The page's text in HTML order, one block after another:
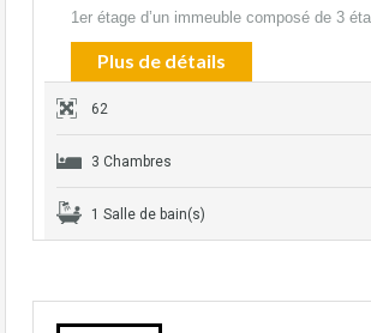
1er étage d’un immeuble composé de 3
Plus de détails
62
3 Chambres
1 Salle de bain(s)